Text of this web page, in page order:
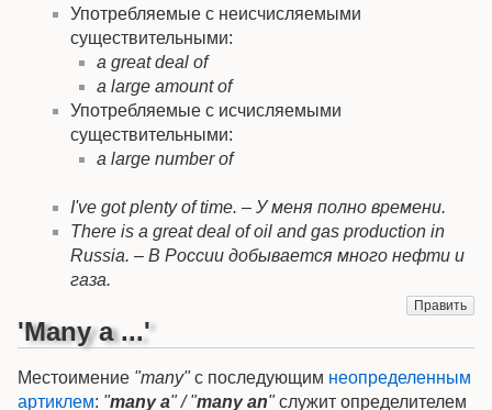
Употребляемые с неисчисляемыми
существительными:
a great deal of
a large amount of
Употребляемые с исчисляемыми
существительными:
a large number of
I've got plenty of time. – У меня полно времени.
There is a great deal of oil and gas production in
Russia. – В России добывается много нефти и
газа.
Править
'Many a ...'
Местоимение "many"с последующим неопределенным
артиклем: "many a" / "many an"служит определителем